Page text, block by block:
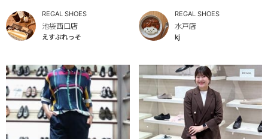
REGAL SHOES
池袋西口店
えすぷれっそ
REGAL SHOES
水戸店
kj